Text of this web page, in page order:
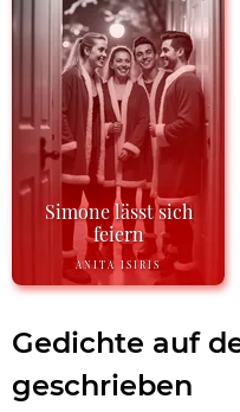
Simone lässt sich
feiern
ANITA ISIRIS
Gedichte auf
geschrieben